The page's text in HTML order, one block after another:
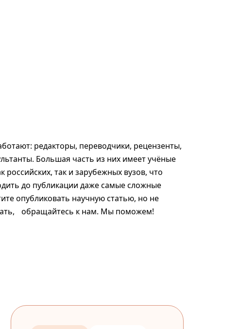
редакторы, переводчики, рецензенты,
Большая часть из них имеет учёные
российских, так и зарубежных вузов, что
до публикации даже самые сложные
опубликовать научную статью, но не
обращайтесь к нам. Мы поможем!